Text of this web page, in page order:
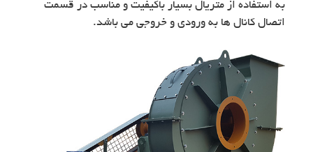
به استفاده از متریال بسیار باکیفیت و مناسب در قسمت
اتصال کانال ها به ورودی و خروجی می باشد.